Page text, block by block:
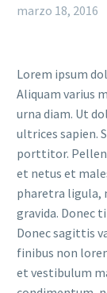
marzo 18, 2016
Lorem ipsum
Aliquam varius
urna diam. Ut
ultrices sapien.
porttitor.
et netus et
pharetra ligula,
gravida. Donec
Donec sagittis
finibus non
et vestibulum